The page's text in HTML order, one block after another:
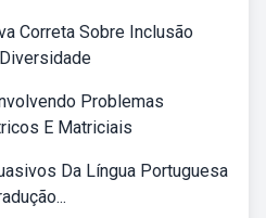
Correta Sobre Inclusão
Problemas
E Matriciais
Da Língua Portuguesa